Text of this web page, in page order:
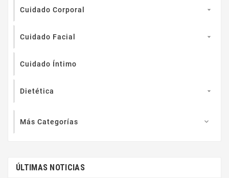
Cuidado Corporal 
Cuidado Facial 
Cuidado Íntimo
Dietética 
Más Categorías 
ÚLTIMAS NOTICIAS